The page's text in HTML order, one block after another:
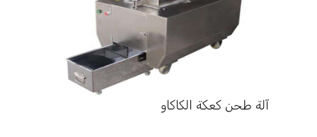
آلة طحن كعكة الكاكاو